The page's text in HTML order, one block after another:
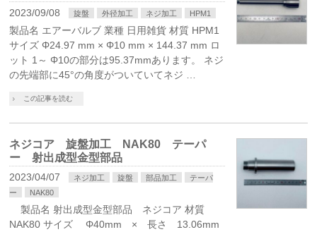
2023/09/08 旋盤 外径加工 ネジ加工 HPM1
製品名 エアーバルブ 業種 日用雑貨 材質 HPM1
サイズ Φ24.97 mm × Φ10 mm × 144.37 mm ロ
ット 1～ Φ10の部分は95.37mmあります。 ネジ
の先端部に45°の角度がついていてネジ …
この記事を読む
ネジコア 旋盤加工 NAK80 テーパ
ー 射出成型金型部品
2023/04/07 ネジ加工 旋盤 部品加工
テーパ
ー
NAK80
製品名 射出成型金型部品 ネジコア 材質
NAK80 サイズ Φ40mm × 長さ 13.06mm